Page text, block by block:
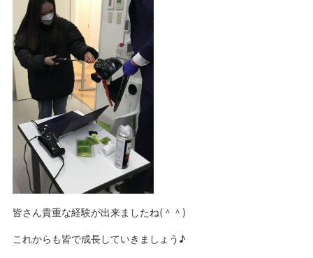
皆さん貴重な経験が出来ましたね(＾＾)
これからも皆で成長していきましょう♪